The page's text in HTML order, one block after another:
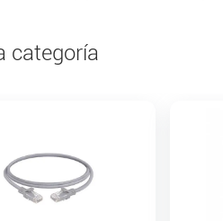
categoría